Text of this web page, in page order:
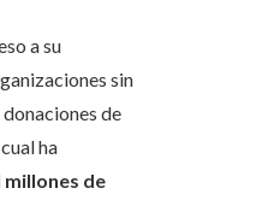
a su
sin
de
ha
millones de